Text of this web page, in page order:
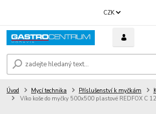
CZK
Úvod Mycí technika Příslušenství k myčkám
Víko koše do myčky 500x500 plastové REDFOX C